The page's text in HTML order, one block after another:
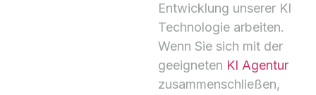
Entwicklung unserer KI
Technologie arbeiten.
Wenn Sie sich mit der
geeigneten KI Agentur
zusammenschließen,